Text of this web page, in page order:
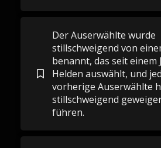
Der Auserwählte wurde
stillschweigend von
benannt, das seit einem
Helden auswählt, und
vorherige Auserwählte
stillschweigend
führen.